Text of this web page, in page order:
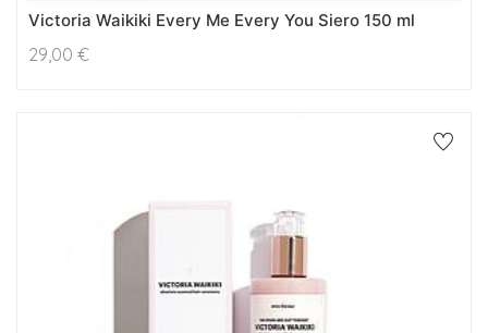
Victoria Waikiki Every Me Every You Siero 150 ml
29,00 €